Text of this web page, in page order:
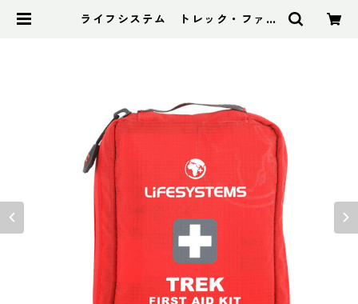
ライフシステム トレック・ファー